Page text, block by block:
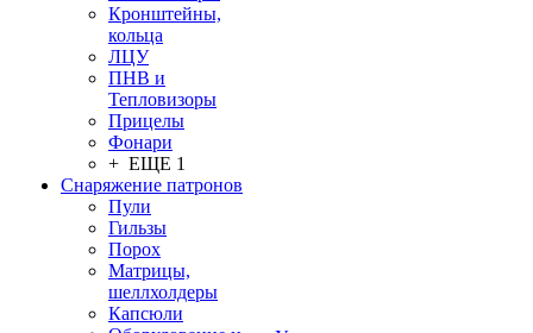
Кронштейны,
кольца
ЛЦУ
ПНВ и
Тепловизоры
Прицелы
Фонари
+ ЕЩЕ 1
Снаряжение патронов
Пули
Гильзы
Порох
Матрицы,
шеллхолдеры
Капсюли